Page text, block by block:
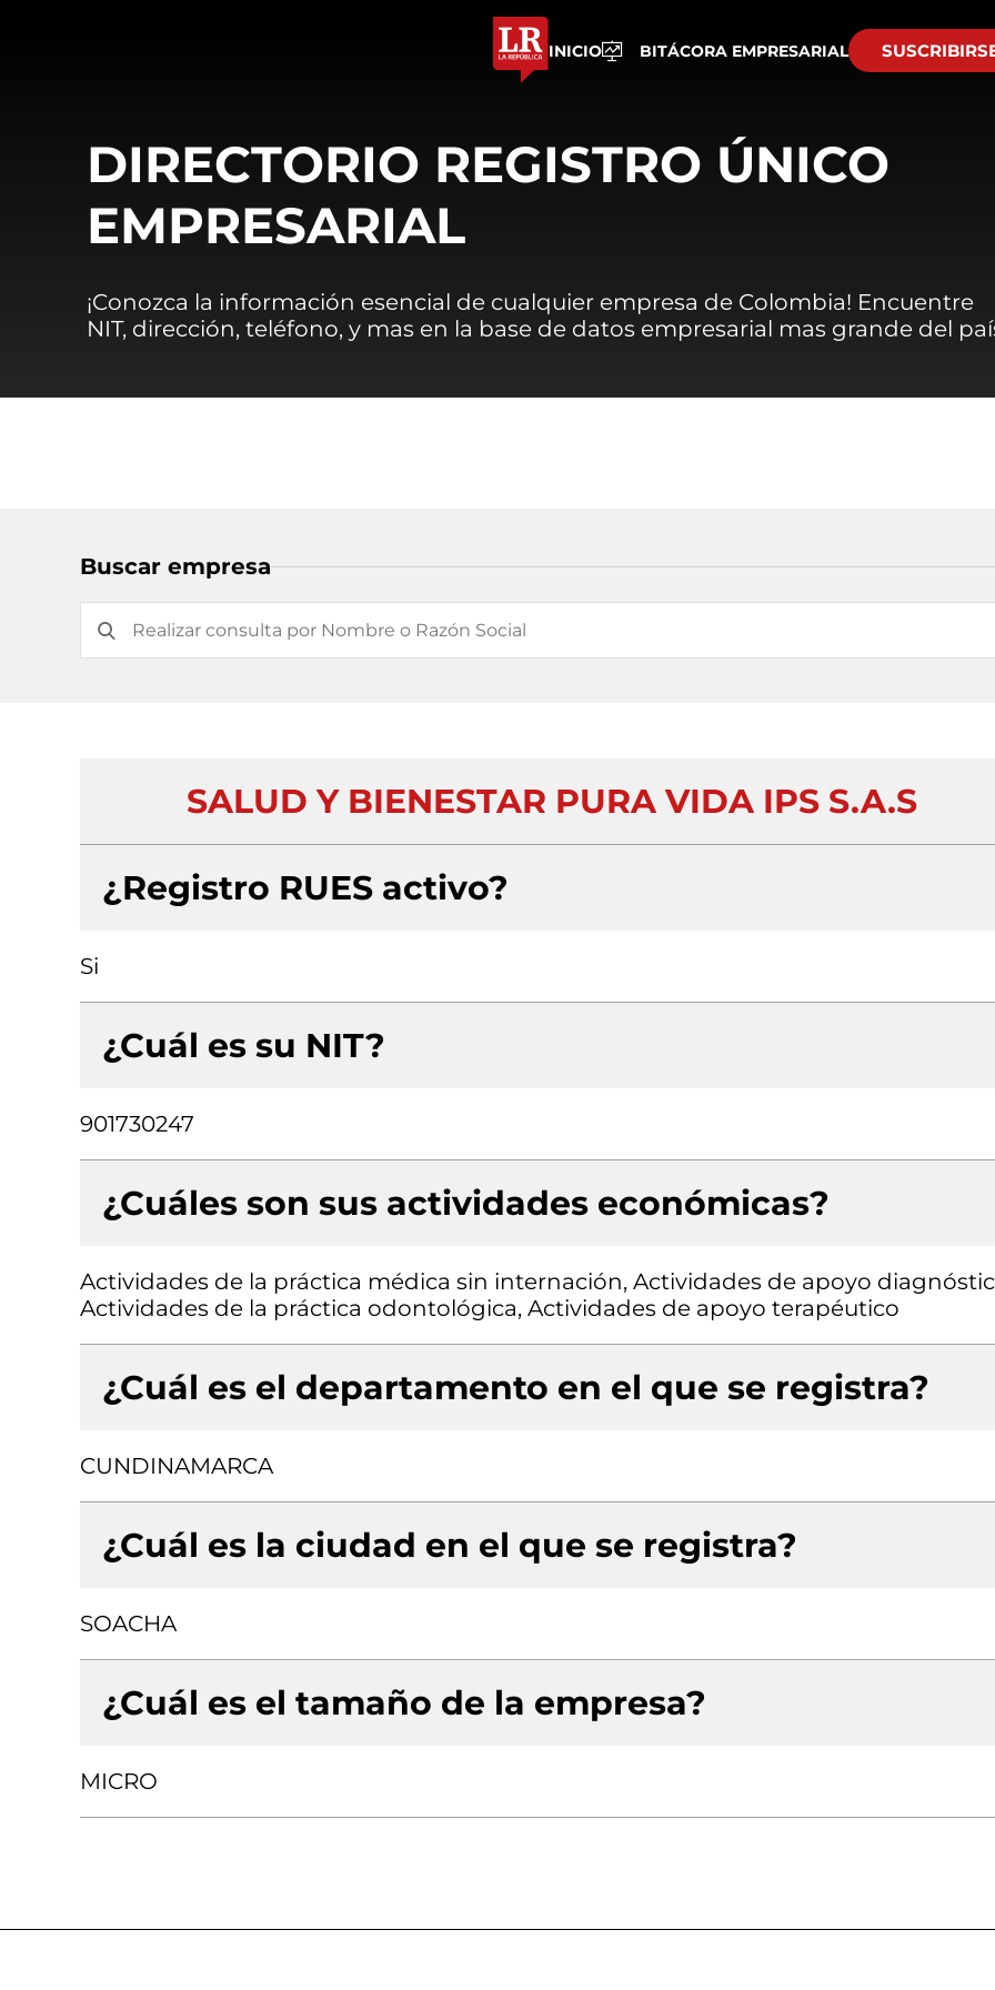
INICIO BITÁCORA EMPRESARIAL
DIRECTORIO REGISTRO ÚNICO
EMPRESARIAL
¡Conozca la información esencial de cualquier empresa de Colombia! Encuentre
NIT, dirección, teléfono, y mas en la base de datos empresarial mas grande del
Buscar empresa
SALUD Y BIENESTAR PURA VIDA IPS S.A.S
¿Registro RUES activo?
Si
¿Cuál es su NIT?
901730247
¿Cuáles son sus actividades económicas?
Actividades de la práctica médica sin internación, Actividades de apoyo
Actividades de la práctica odontológica, Actividades de apoyo terapéutico
¿Cuál es el departamento en el que se registra?
CUNDINAMARCA
¿Cuál es la ciudad en el que se registra?
SOACHA
¿Cuál es el tamaño de la empresa?
MICRO